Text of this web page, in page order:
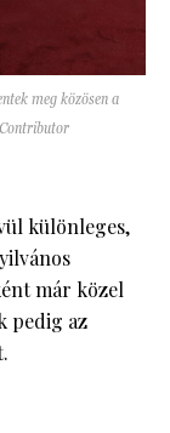
meg közösen a
különleges,
már közel
pedig az